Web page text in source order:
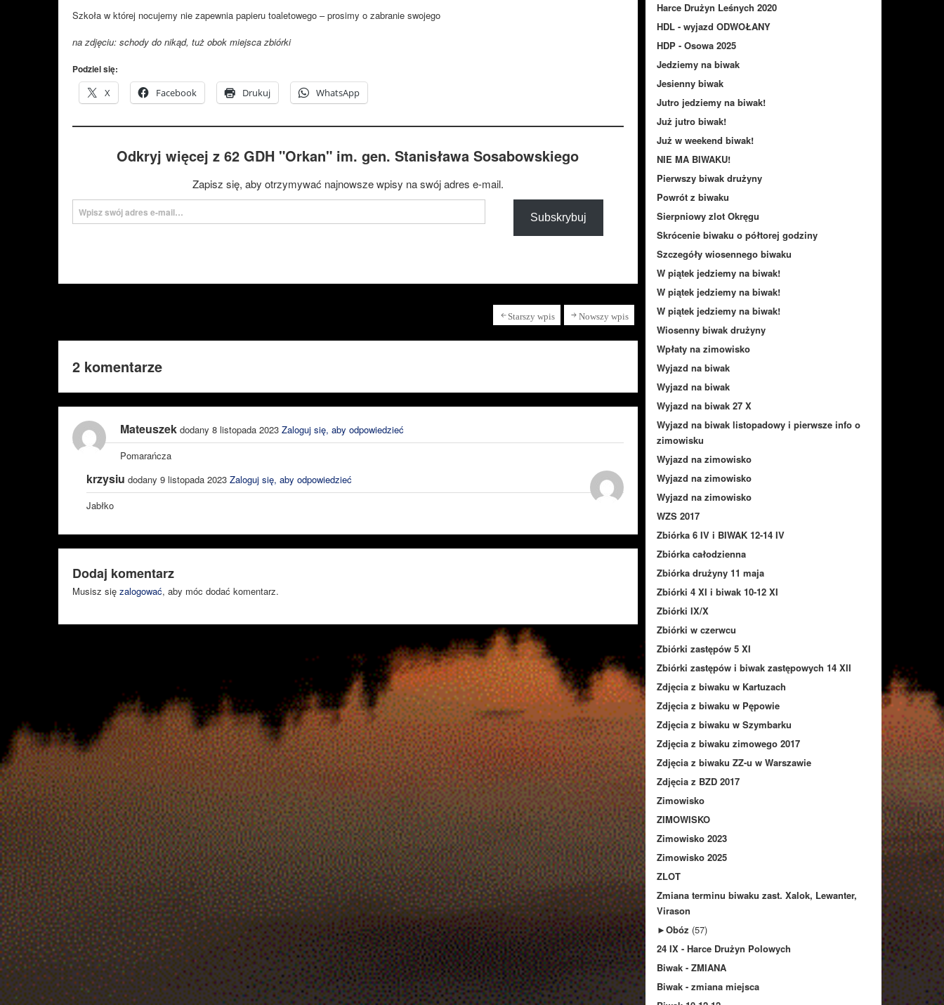
Szkoła w której nocujemy nie zapewnia papieru toaletowego – prosimy o zabranie swojego
na zdjęciu: schody do nikąd, tuż obok miejsca zbiórki
Podziel się:
X
Facebook Drukuj WhatsApp
Odkryj więcej z 62 GDH "Orkan" im. gen. Stanisława Sosabowskiego
Zapisz się, aby otrzymywać najnowsze wpisy na swój adres e-mail.
Wpisz swój adres e-mail…
Subskrybuj
Starszy wpis Nowszy wpis
2 komentarze
Mateuszek dodany 8 listopada 2023 Zaloguj się, aby odpowiedzieć
Pomarańcza
krzysiu dodany 9 listopada 2023 Zaloguj się, aby odpowiedzieć
Jabłko
Dodaj komentarz
Musisz się zalogować, aby móc dodać komentarz.
Harce Drużyn Leśnych 2020
HDL - wyjazd ODWOŁANY
HDP - Osowa 2025
Jedziemy na biwak
Jesienny biwak
Jutro jedziemy na biwak!
Już jutro biwak!
Już w weekend biwak!
NIE MA BIWAKU!
Pierwszy biwak drużyny
Powrót z biwaku
Sierpniowy zlot Okręgu
Skrócenie biwaku o półtorej godziny
Szczegóły wiosennego biwaku
W piątek jedziemy na biwak!
W piątek jedziemy na biwak!
W piątek jedziemy na biwak!
Wiosenny biwak drużyny
Wpłaty na zimowisko
Wyjazd na biwak
Wyjazd na biwak
Wyjazd na biwak 27 X
Wyjazd na biwak listopadowy i pierwsze info o
zimowisku
Wyjazd na zimowisko
Wyjazd na zimowisko
Wyjazd na zimowisko
WZS 2017
Zbiórka 6 IV i BIWAK 12-14 IV
Zbiórka całodzienna
Zbiórka drużyny 11 maja
Zbiórki 4 XI i biwak 10-12 XI
Zbiórki IX/X
Zbiórki w czerwcu
Zbiórki zastępów 5 XI
Zbiórki zastępów i biwak zastępowych 14 XII
Zdjęcia z biwaku w Kartuzach
Zdjęcia z biwaku w Pępowie
Zdjęcia z biwaku w Szymbarku
Zdjęcia z biwaku zimowego 2017
Zdjęcia z biwaku ZZ-u w Warszawie
Zdjęcia z BZD 2017
Zimowisko
ZIMOWISKO
Zimowisko 2023
Zimowisko 2025
ZLOT
Zmiana terminu biwaku zast. Xalok, Lewanter,
Virason
►Obóz (57)
24 IX - Harce Drużyn Polowych
Biwak - ZMIANA
Biwak - zmiana miejsca